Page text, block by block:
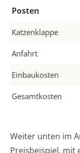
Posten
Katzenklappe
Anfahrt
Einbaukosten
Gesamtkosten
Weiter unten im
Preisbeispiel, mit